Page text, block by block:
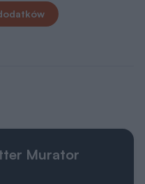
Murator